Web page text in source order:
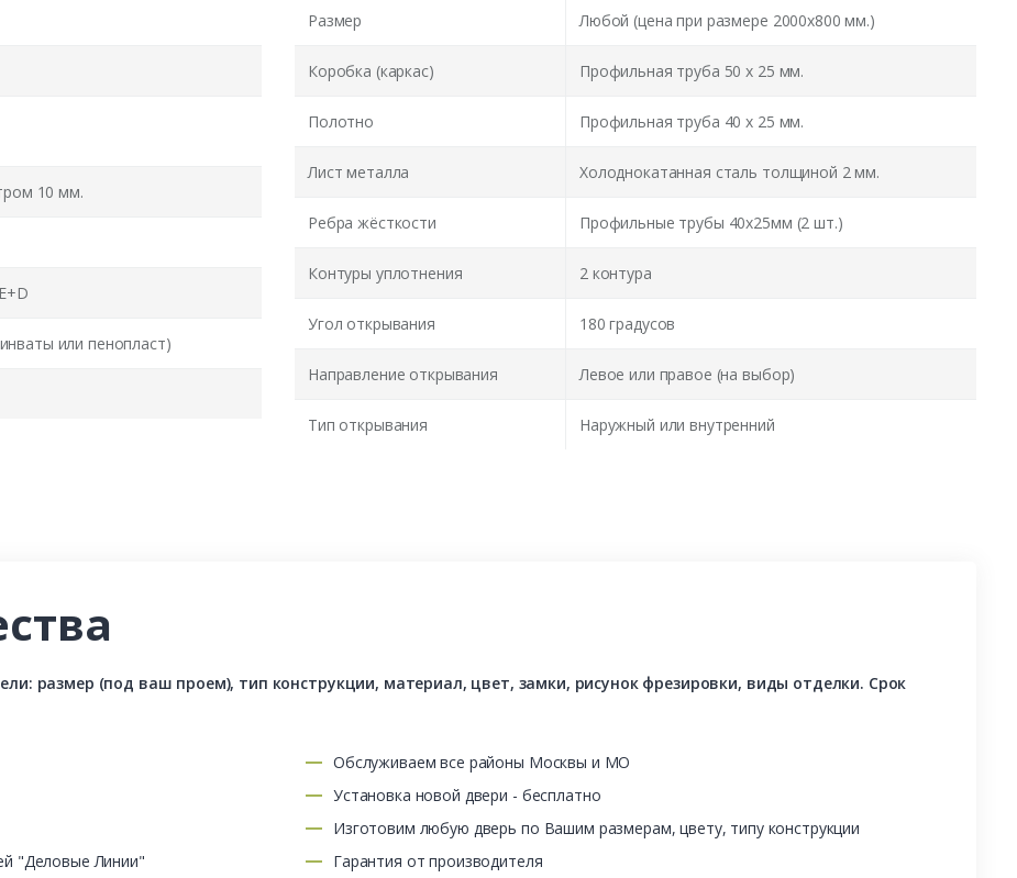
10 мм.
или пенопласт)
Размер Любой (цена при размере 2000x800 мм.)
Коробка (каркас) Профильная труба 50 х 25 мм.
Полотно Профильная труба 40 х 25 мм.
Лист металла Холоднокатанная сталь толщиной 2 мм.
Ребра жёсткости Профильные трубы 40х25мм (2 шт.)
Контуры уплотнения 2 контура
Угол открывания 180 градусов
Направление открывания Левое или правое (на выбор)
Тип открывания Наружный или внутренний
размер (под ваш проем), тип конструкции, материал, цвет, замки, рисунок фрезировки, виды отделки. Срок
"Деловые Линии"
Обслуживаем все районы Москвы и МО
Установка новой двери - бесплатно
Изготовим любую дверь по Вашим размерам, цвету, типу конструкции
Гарантия от производителя